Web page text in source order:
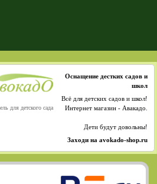
для детского сада
Оснащение дестких садов и
школ
Всё для детских садов и школ!
Интернет магазин - Авакадо.
Дети будут довольны!
Заходи на avokado-shop.ru